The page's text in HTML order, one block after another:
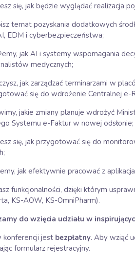
się, jak będzie wyglądać realizacja
temat pozyskania dodatkowych
EDM i cyberbezpieczeństwa;
jak AI i systemy wspomagania
medycznych;
jak zarządzać terminarzami w
się do wdrożenie Centralnej e-
jakie zmiany planuje wdrożyć
Systemu e-Faktur w nowej odsłonie;
się, jak przygotować się do
jak efektywnie pracować z
funkcjonalności, dzięki którym
KS-AOW, KS-OmniPharm).
do wzięcia udziału w
konferencji jest bezpłatny. Aby wziąć
formularz rejestracyjny.